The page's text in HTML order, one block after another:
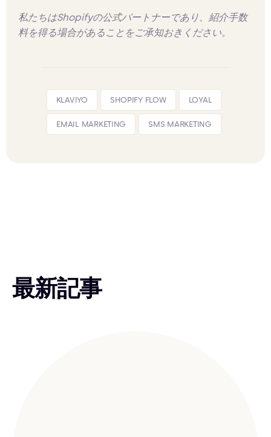
私たちはShopifyの公式パートナーであり、紹介手数
料を得る場合があることをご承知おきください。
KLAVIYO SHOPIFY FLOW LOYAL
EMAIL MARKETING SMS MARKETING
最新記事